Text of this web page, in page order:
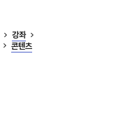
강좌
콘텐츠